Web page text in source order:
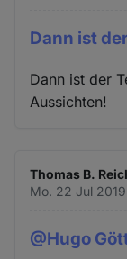
Dann ist
Dann ist der
Aussichten!
Thomas B.
Mo. 22 Jul
@Hugo